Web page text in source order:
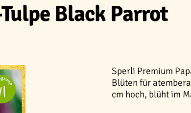
Black Parrot
Sperli Premium
Blüten für
cm hoch, blüht im